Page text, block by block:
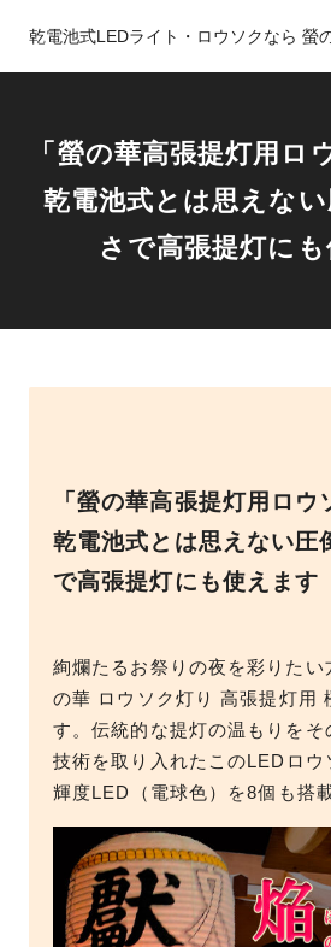
乾電池式LEDライト・ロウソクなら 螢
「螢の華高張提灯用ロ
乾電池式とは思えな
さで高張提灯に
「螢の華高張提灯用ロウ
乾電池式とは思えない圧
で高張提灯にも使えます
絢爛たるお祭りの夜を彩りたい
の華 ロウソク灯り 高張提灯用
す。伝統的な提灯の温もりをそ
技術を取り入れたこのLEDロウ
輝度LED（電球色）を8個も搭